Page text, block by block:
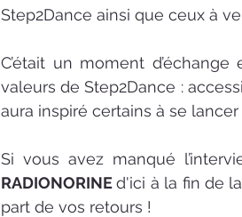
Step2Dance ainsi que ceux à
C’était un moment
valeurs de Step2Dance :
aura inspiré certains à se
RADIONORINE d'ici à la fin de
part de vos retours !